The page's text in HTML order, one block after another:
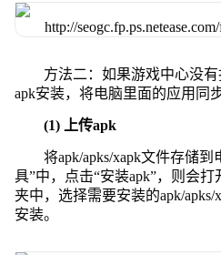
方法二：如果游戏中心没
apk安装，将电脑里面的应用同
(1) 上传apk
将apk/apks/xapk文件存储
具”中，点击“安装apk”，则会
夹中，选择需要安装的apk/
安装。